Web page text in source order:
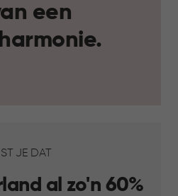
een
JE DAT
al zo'n 60%